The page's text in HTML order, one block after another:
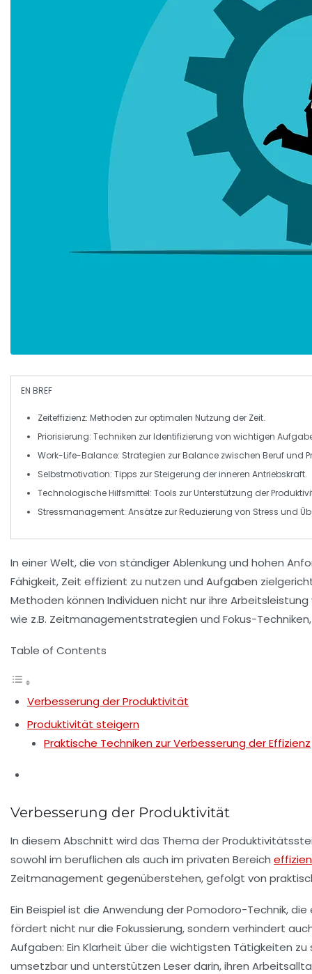
EN BREF
Zeiteffizienz: Methoden zur optimalen Nutzung der Zeit.
Priorisierung: Techniken zur Identifizierung von wichtigen
Work-Life-Balance: Strategien zur Balance zwischen Beruf und
Selbstmotivation: Tipps zur Steigerung der inneren Antriebskraft.
Technologische Hilfsmittel: Tools zur Unterstützung der
Stressmanagement: Ansätze zur Reduzierung von Stress und
In einer Welt, die von ständiger Ablenkung und hohen
Fähigkeit, Zeit effizient zu nutzen und Aufgaben
Methoden können Individuen nicht nur ihre Arbeitsleistung
wie z.B. Zeitmanagementstrategien und Fokus-
Table of Contents
Verbesserung der Produktivität
Produktivität steigern
Praktische Techniken zur Verbesserung der Effizienz
Verbesserung der Produktivität
In diesem Abschnitt wird das Thema der
sowohl im beruflichen als auch im privaten Bereich
Zeitmanagement gegenüberstehen, gefolgt von
Ein Beispiel ist die Anwendung derPomodoro-Technik, die
fördert nicht nur die Fokussierung, sondern verhindert
Aufgaben: Ein Klarheit über die wichtigsten Tätigkeiten
umsetzbar und unterstützen Leser darin, ihren